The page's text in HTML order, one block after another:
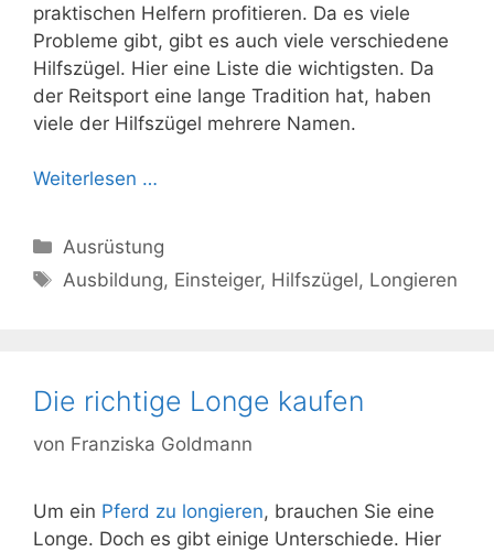
praktischen Helfern profitieren. Da es viele
Probleme gibt, gibt es auch viele verschiedene
Hilfszügel. Hier eine Liste die wichtigsten. Da
der Reitsport eine lange Tradition hat, haben
viele der Hilfszügel mehrere Namen.
Weiterlesen …
Kategorien
Ausrüstung
Schlagwörter
Ausbildung, Einsteiger, Hilfszügel, Longieren
Die richtige Longe kaufen
von Franziska Goldmann
Um ein Pferd zu longieren, brauchen Sie eine
Longe. Doch es gibt einige Unterschiede. Hier